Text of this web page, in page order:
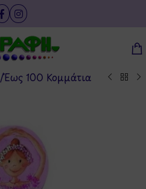
/Έως 100 Κομμάτια